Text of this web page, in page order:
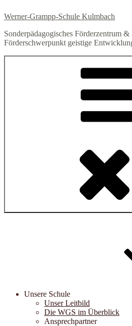
Inhalt
Werner-Grampp-Schule Kulmbach
Sonderpädagogisches Förderzentrum
Förderschwerpunkt geistige
Unsere Schule
Unser Leitbild
Die WGS im Überblick
Ansprechpartner